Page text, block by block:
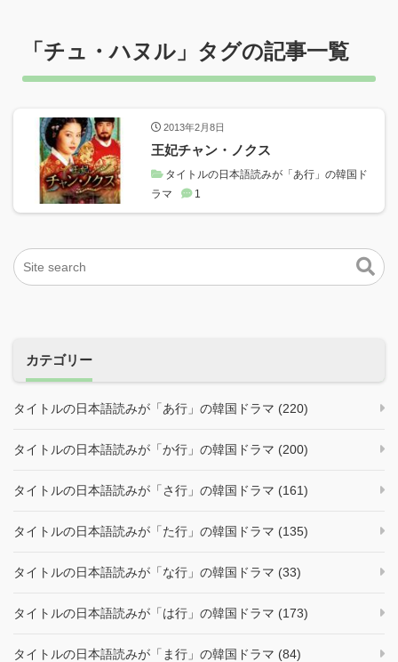
「チュ・ハヌル 」タグの記事一覧
2013年2月8日
王妃チャン・ノクス
タイトルの日本語読みが「あ行」の韓国ド
ラマ
1
カテゴリー
タイトルの日本語読みが「あ行」の韓国ドラマ (220)
タイトルの日本語読みが「か行」の韓国ドラマ (200)
タイトルの日本語読みが「さ行」の韓国ドラマ (161)
タイトルの日本語読みが「た行」の韓国ドラマ (135)
タイトルの日本語読みが「な行」の韓国ドラマ (33)
タイトルの日本語読みが「は行」の韓国ドラマ (173)
タイトルの日本語読みが「ま行」の韓国ドラマ (84)